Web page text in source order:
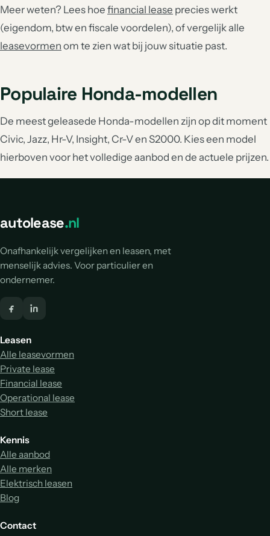
Meer weten? Lees hoe financial lease precies werkt
(eigendom, btw en fiscale voordelen), of vergelijk alle
leasevormen om te zien wat bij jouw situatie past.
Populaire Honda-modellen
De meest geleasede Honda-modellen zijn op dit moment
Civic, Jazz, Hr-V, Insight, Cr-V en S2000. Kies een model
hierboven voor het volledige aanbod en de actuele prijzen.
autolease.nl
Onafhankelijk vergelijken en leasen, met
menselijk advies. Voor particulier en
ondernemer.
Leasen
Alle leasevormen
Private lease
Financial lease
Operational lease
Short lease
Kennis
Alle aanbod
Alle merken
Elektrisch leasen
Blog
Contact